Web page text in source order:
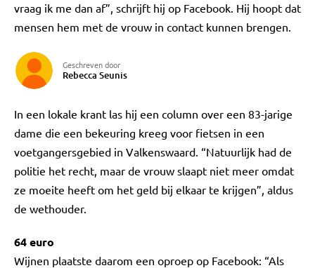
vraag ik me dan af”, schrijft hij op Facebook. Hij hoopt dat
mensen hem met de vrouw in contact kunnen brengen.
Geschreven door
Rebecca Seunis
In een lokale krant las hij een column over een 83-jarige
dame die een bekeuring kreeg voor fietsen in een
voetgangersgebied in Valkenswaard. “Natuurlijk had de
politie het recht, maar de vrouw slaapt niet meer omdat
ze moeite heeft om het geld bij elkaar te krijgen”, aldus
de wethouder.
64 euro
Wijnen plaatste daarom een oproep op Facebook: “Als